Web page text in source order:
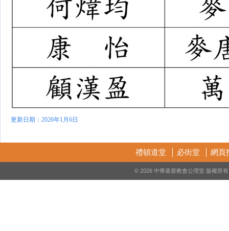
更新日期：2026年1月6日
禮頓道堂 必街堂 網頁
© 2026 中華基督教會公理堂 版權所